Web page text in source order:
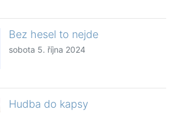
Bez hesel to nejde
sobota 5. října 2024
Hudba do kapsy